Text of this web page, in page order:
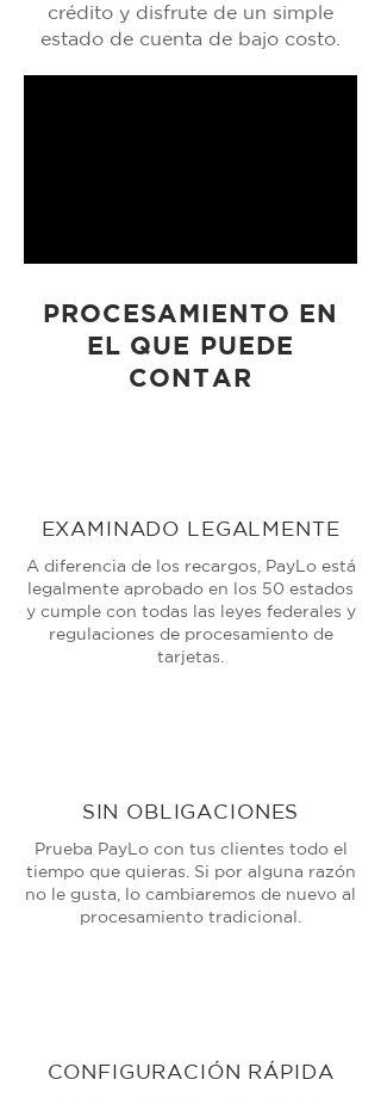
crédito y disfrute de un simple
estado de cuenta de bajo costo.
PROCESAMIENTO EN
EL QUE PUEDE
CONTAR
EXAMINADO LEGALMENTE
A diferencia de los recargos, PayLo está
legalmente aprobado en los 50 estados
y cumple con todas las leyes federales y
regulaciones de procesamiento de
tarjetas.
SIN OBLIGACIONES
Prueba PayLo con tus clientes todo el
tiempo que quieras. Si por alguna razón
no le gusta, lo cambiaremos de nuevo al
procesamiento tradicional.
CONFIGURACIÓN RÁPIDA